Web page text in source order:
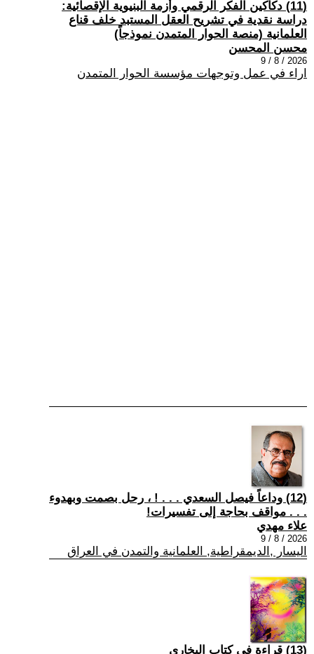
(11) دكاكين الفكر الرقمي وأزمة البنيوية الإقصائية:
دراسة نقدية في تشريح العقل المستبد خلف قناع
العلمانية (منصة الحوار المتمدن نموذجاً)
محسن المحسن
2026 / 8 / 9
اراء في عمل وتوجهات مؤسسة الحوار المتمدن
(12) وداعاً فيصل السعدي . . . ! ، رحل بصمت وبهدوء
. . . مواقف بحاجة إلى تفسيرات!
علاء مهدي
2026 / 8 / 9
اليسار ,الديمقراطية, العلمانية والتمدن في العراق
(13) قراءة في كتاب البخاري